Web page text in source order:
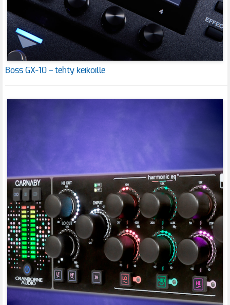
Boss GX-10 – tehty keikoille